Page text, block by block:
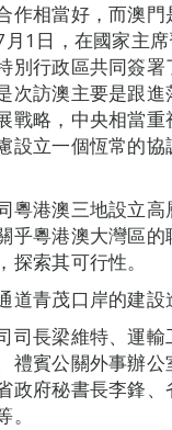
作相當好，而澳
1日，在國家主
別行政區共同簽
次訪澳主要是跟
戰略，中央相當
設立一個恆常的
粵港澳三地設立
乎粵港澳大灣區
索其可行性。
道青茂口岸的建設
司長梁維特、運
禮賓公關外事辦
政府秘書長李鋒